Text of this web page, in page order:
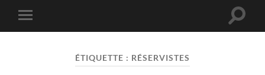
Toggle
mobile
Toggle
ÉTIQUETTE : RÉSERVISTES